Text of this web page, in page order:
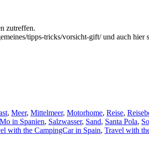
zutreffen.
tipps-tricks/vorsicht-gift/und auch hier
, Meer, Mittelmeer, Motorhome, Reise,
in Spanien, Salzwasser, Sand, Santa Pola,
with the CampingCar in Spain, Travel with